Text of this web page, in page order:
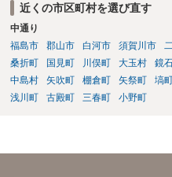
近くの市区町村を選び直す
中通り
福島市
郡山市 白河市 須賀川市
桑折町
国見町 川俣町 大玉村 鏡
中島村
矢吹町 棚倉町 矢祭町 塙
浅川町
古殿町 三春町 小野町